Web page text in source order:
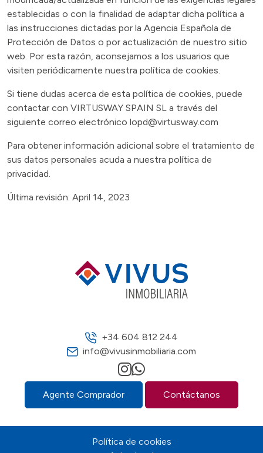
establecidas o con la finalidad de adaptar dicha política a
las instrucciones dictadas por la Agencia Española de
Protección de Datos o por actualización de nuestro sitio
web. Por esta razón, aconsejamos a los usuarios que
visiten periódicamente nuestra política de cookies.
Si tiene dudas acerca de esta política de cookies, puede
contactar con VIRTUSWAY SPAIN SL a través del
siguiente correo electrónico lopd@virtusway.com
Para obtener información adicional sobre el tratamiento de
sus datos personales acuda a nuestra política de
privacidad.
Última revisión: April 14, 2023
+34 604 812 244
info@vivusinmobiliaria.com
Agente Comprador Contáctanos
Política de cookies